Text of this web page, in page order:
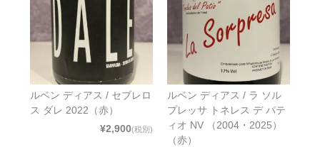
ルベン ディアス / セブレロ
ス ダレ 2022（赤）
¥2,900(税別)
ルベン ディアス / ラ ソル
プレッサ トネレス デ パテ
ィオ NV （2004・2025）
（赤）